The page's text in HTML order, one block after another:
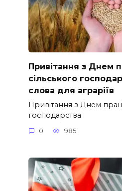
Привітання з Днем
сільського
слова для аграріїв
Привітання з Днем
господарства
0 985